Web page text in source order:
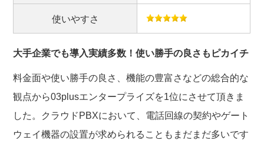
使いやすさ
大手企業でも導入実績多数！使い勝手の良さもピカイチ
料金面や使い勝手の良さ、機能の豊富さなどの総合的な
観点から03plusエンタープライズを1位にさせて頂きま
した。クラウドPBXにおいて、電話回線の契約やゲート
ウェイ機器の設置が求められることもまだまだ多いです